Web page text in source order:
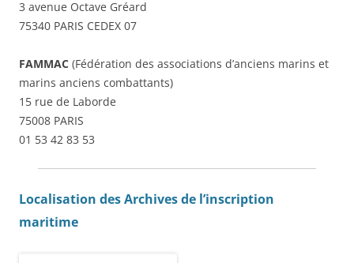
3 avenue Octave Gréard
75340 PARIS CEDEX 07
FAMMAC (Fédération des associations d’anciens marins et
marins anciens combattants)
15 rue de Laborde
75008 PARIS
01 53 42 83 53
Localisation des Archives de l’inscription
maritime